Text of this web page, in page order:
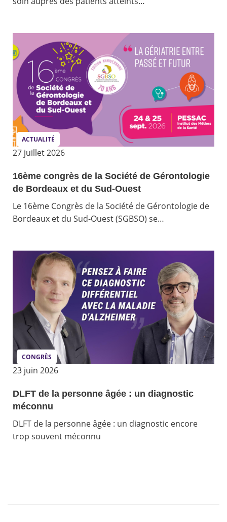
ACTUALITÉ
27 juillet 2026
16ème congrès de la Société de Gérontologie
de Bordeaux et du Sud-Ouest
Le 16ème Congrès de la Société de Gérontologie de
Bordeaux et du Sud-Ouest (SGBSO) se…
CONGRÈS
23 juin 2026
DLFT de la personne âgée : un diagnostic
méconnu
DLFT de la personne âgée : un diagnostic encore
trop souvent méconnu